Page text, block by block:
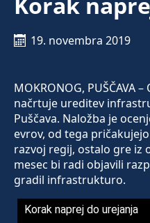
19. novembra 2019
MOKRONOG, PUŠČAVA
načrtuje ureditev
Puščava. Naložba je
evrov, od tega
razvoj regij, ostalo gre iz
mesec bi radi objavili
gradil infrastrukturo.
Korak naprej do urejanja